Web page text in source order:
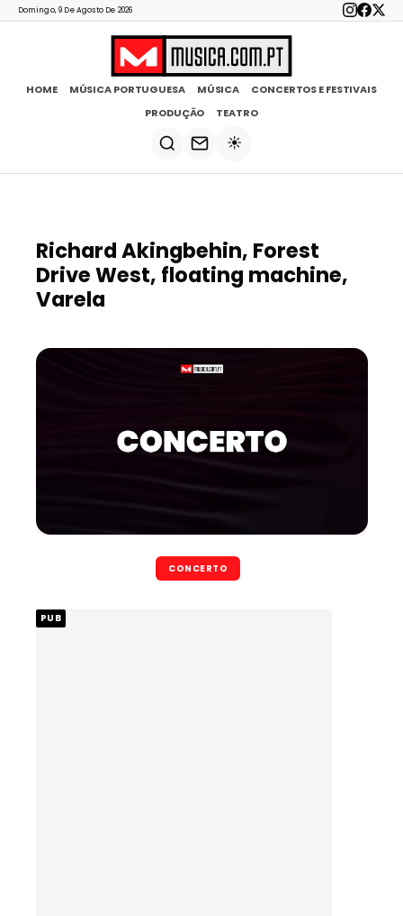
Domingo, 9 De Agosto De 2026
HOME MÚSICA PORTUGUESA MÚSICA
CONCERTOS E FESTIVAIS
PRODUÇÃO
TEATRO
☀️
Richard Akingbehin, Forest
Drive West, floating machine,
Varela
CONCERTO
PUB